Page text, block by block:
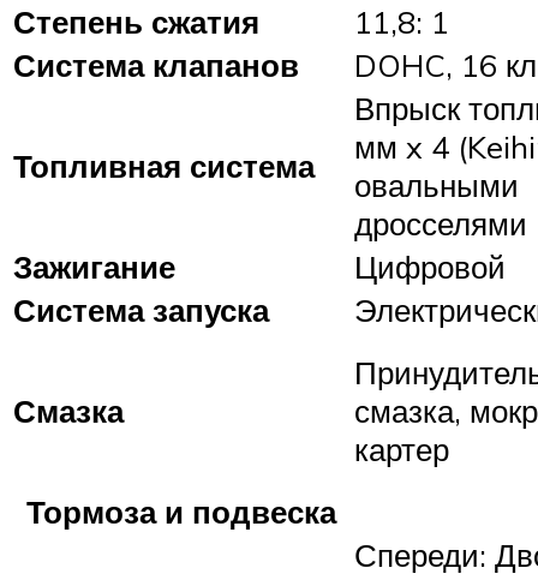
Степень сжатия
11,8: 1
Система клапанов
DOHC, 16
Топливная система
Впрыск
мм x 4
овальными
дросселями
Зажигание
Цифровой
Система запуска
Смазка
смазка,
картер
Тормоза и подвеска
Спереди: